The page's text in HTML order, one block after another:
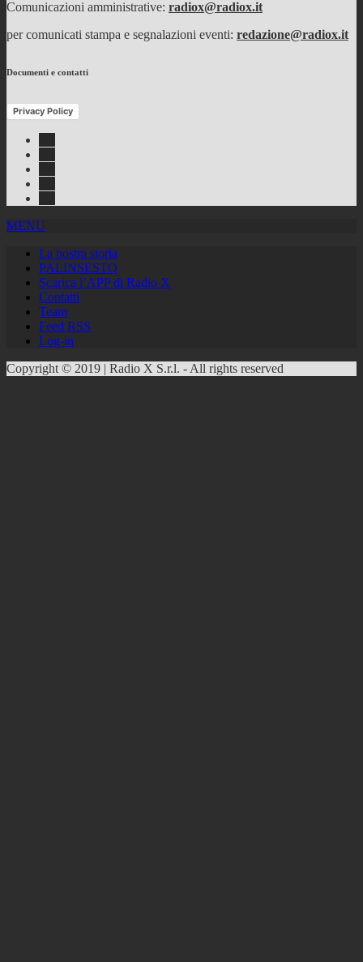
Comunicazioni amministrative: radiox@radiox.it
per comunicati stampa e segnalazioni eventi: redazione@radiox.it
Documenti e contatti
Privacy Policy
MENU
La nostra storia
PALINSESTO
Scarica l’APP di Radio X
Contatti
Team
Feed RSS
Log-in
Copyright © 2019 | Radio X S.r.l. - All rights reserved